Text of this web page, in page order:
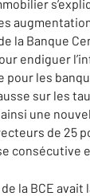
la Banque
endiguer
pour les
sur les
une
de 25
consécutive
la BCE avait